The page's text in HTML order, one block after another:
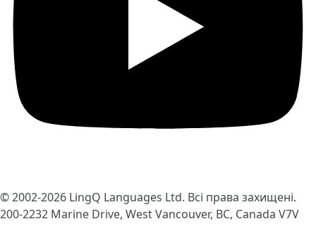
© 2002-2026 LingQ Languages Ltd. Всі права захищені.
200-2232 Marine Drive, West Vancouver, BC, Canada V7V